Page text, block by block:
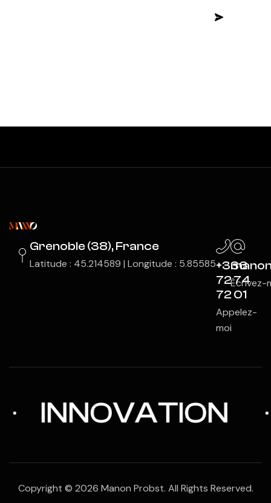
Grenoble (38), France
Latitude : 45.214589 | Longitude : 5.85585+336
72 74
72 01
Appelez-
moi
Écrivez-
INNOVATION
Copyright © 2026 Manon Probst. All Rights Reserved.